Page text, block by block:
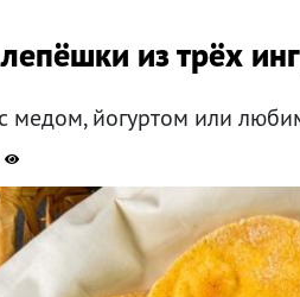
из трёх
медом, йогуртом или